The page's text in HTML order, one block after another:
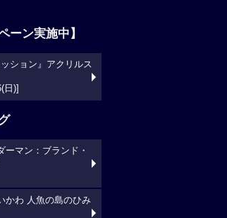
ーン実施中】
ッション』アクリルス
日)]
マン：ブランド・
かわ 人魚の島のひみ